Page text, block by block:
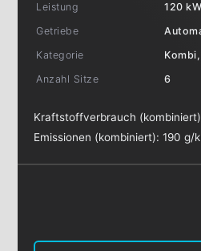
Leistung
120
Getriebe
Kategorie
Anzahl Sitze
6
Kraftstoffverbrauch
Emissionen (kombiniert):190 g/